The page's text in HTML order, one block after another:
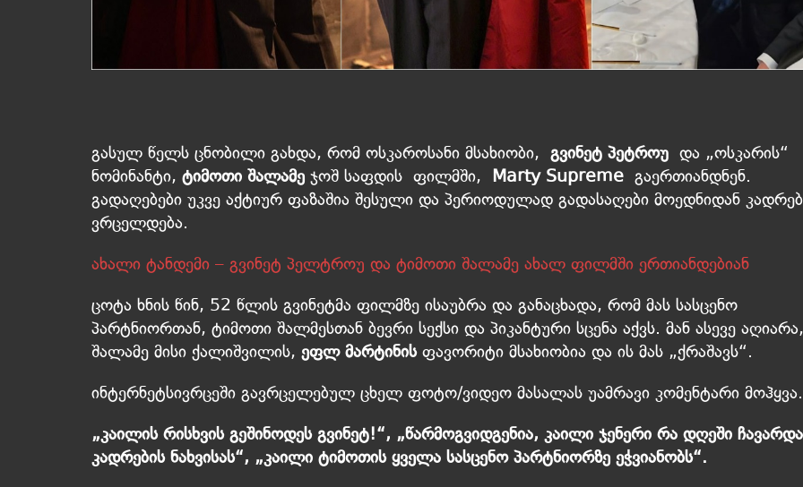
გასულ წელს ცნობილი გახდა, რომ ოსკაროსანი მსახიობი, გვინეტ პეტროუ და „ოსკარის“
ნომინანტი, ტიმოთი შალამე ჯოშ საფდის ფილმში, Marty Supreme გაერთიანდნენ.
გადაღებები უკვე აქტიურ ფაზაშია შესული და პერიოდულად გადასაღები მოედნიდან
ვრცელდება.
ახალი ტანდემი – გვინეტ პელტროუ და ტიმოთი შალამე ახალ ფილმში ერთიანდებიან
ცოტა ხნის წინ, 52 წლის გვინეტმა ფილმზე ისაუბრა და განაცხადა, რომ მას სასცენო
პარტნიორთან, ტიმოთი შალმესთან ბევრი სექსი და პიკანტური სცენა აქვს. მან ასევე
შალამე მისი ქალიშვილის, ეფლ მარტინისფავორიტი მსახიობია და ის მას „ქრაშავს“.
ინტერნეტსივრცეში გავრცელებულ ცხელ ფოტო/ვიდეო მასალას უამრავი კომენტარი მოჰყვა.
„კაილის რისხვის გეშინოდეს გვინეტ!“, „წარმოგვიდგენია, კაილი ჯენერი რა დღეში
კადრების ნახვისას“, „კაილი ტიმოთის ყველა სასცენო პარტნიორზე ეჭვიანობს“.